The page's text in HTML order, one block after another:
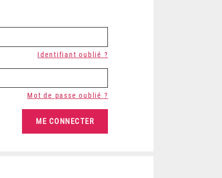
Identifiant oublié ?
Mot de passe oublié ?